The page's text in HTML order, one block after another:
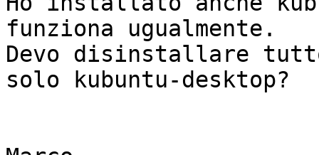
funziona ugualmente.
Devo disinstallare
solo kubuntu-desktop?